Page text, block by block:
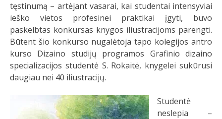
tęstinumą – artėjant vasarai, kai studentai intensyviai
ieško vietos profesinei praktikai įgyti, buvo
paskelbtas konkursas knygos iliustracijoms parengti.
Būtent šio konkurso nugalėtoja tapo kolegijos antro
kurso Dizaino studijų programos Grafinio dizaino
specializacijos studentė S. Rokaitė, knygelei sukūrusi
daugiau nei 40 iliustracijų.
Studentė
neslepia –